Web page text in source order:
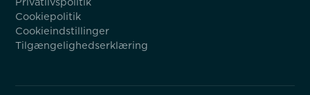
Cookiepolitik
Cookieindstillinger
Tilgængelighedserklæring